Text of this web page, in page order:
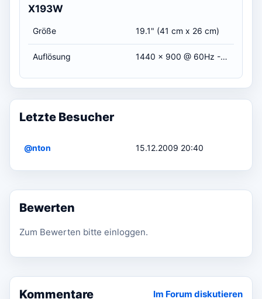
X193W
Größe 19.1" (41 cm x 26 cm)
Auflösung 1440 x 900 @ 60Hz - Aspect Ratio 16:10
Letzte Besucher
@nton 15.12.2009 20:40
Bewerten
Zum Bewerten bitte einloggen.
Kommentare Im Forum diskutieren